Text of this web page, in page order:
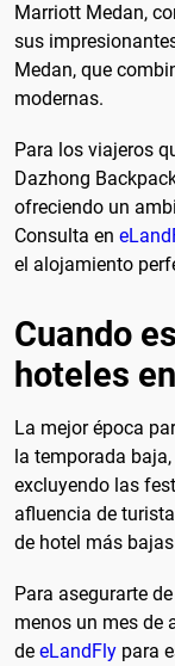
Marriott Medan,
sus
Medan, que
modernas.
Para los viajeros
Dazhong
ofreciendo un
Consulta en
el alojamiento
Cuando
hoteles
La mejor época
la temporada
excluyendo las
afluencia de
de hotel más
Para asegurarte
menos un mes de
de eLandFly para